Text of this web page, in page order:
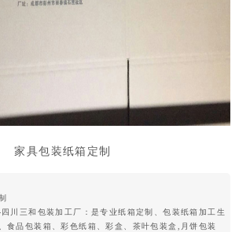
家具包装纸箱定制
川三和包装加工厂：是专业纸箱定制、包装纸箱加工生
食品包装箱、彩色纸箱、彩盒、茶叶包装盒,月饼包装